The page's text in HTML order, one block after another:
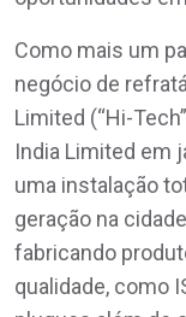
Como mais um
negócio de
Limited (“Hi-
India Limited em
uma instalação
geração na
fabricando
qualidade, como